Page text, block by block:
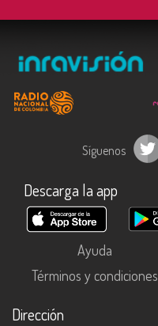
Síguenos
Descarga la app
Ayuda
Términos y condiciones
Dirección